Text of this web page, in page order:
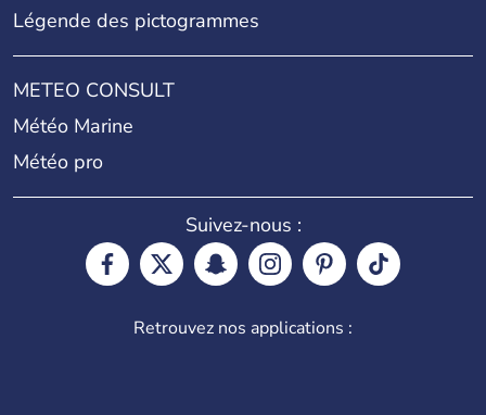
Légende des pictogrammes
METEO CONSULT
Météo Marine
Météo pro
Suivez-nous :
Retrouvez nos applications :